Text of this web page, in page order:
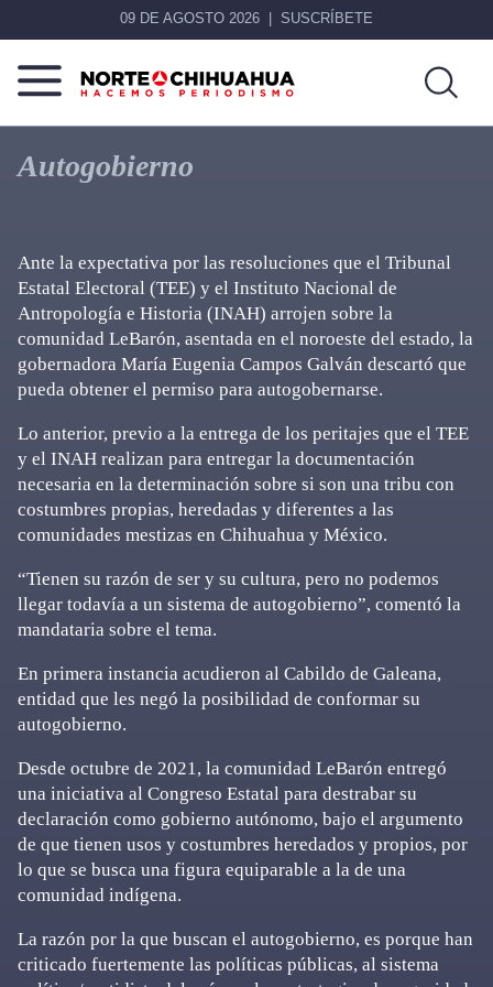
09 DE AGOSTO 2026 SUSCRÍBETE
Norte
Chihuahua
Más
que
noticias,
Autogobierno
Ante la expectativa por las resoluciones que el Tribunal
Estatal Electoral (TEE) y el Instituto Nacional de
Antropología e Historia (INAH) arrojen sobre la
comunidad LeBarón, asentada en el noroeste del estado, la
gobernadora María Eugenia Campos Galván descartó que
pueda obtener el permiso para autogobernarse.
Lo anterior, previo a la entrega de los peritajes que el TEE
y el INAH realizan para entregar la documentación
necesaria en la determinación sobre si son una tribu con
costumbres propias, heredadas y diferentes a las
comunidades mestizas en Chihuahua y México.
“Tienen su razón de ser y su cultura, pero no podemos
llegar todavía a un sistema de autogobierno”, comentó la
mandataria sobre el tema.
En primera instancia acudieron al Cabildo de Galeana,
entidad que les negó la posibilidad de conformar su
autogobierno.
Desde octubre de 2021, la comunidad LeBarón entregó
una iniciativa al Congreso Estatal para destrabar su
declaración como gobierno autónomo, bajo el argumento
de que tienen usos y costumbres heredados y propios, por
lo que se busca una figura equiparable a la de una
comunidad indígena.
La razón por la que buscan el autogobierno, es porque han
criticado fuertemente las políticas públicas, al sistema